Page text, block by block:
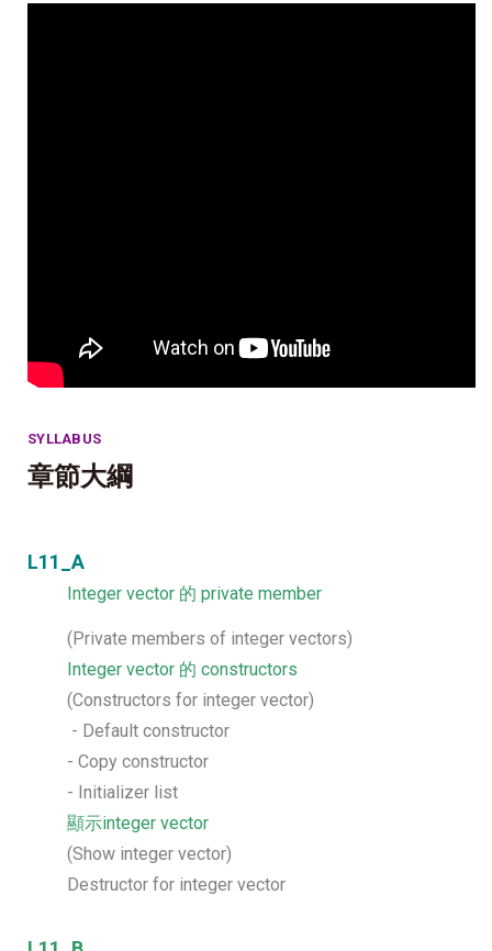
SYLLABUS
章節大綱
L11_A
Integer vector 的 private member
(Private members of integer vectors)
Integer vector 的 constructors
(Constructors for integer vector)
- Default constructor
- Copy constructor
- Initializer list
顯示integer vector
(Show integer vector)
Destructor for integer vector